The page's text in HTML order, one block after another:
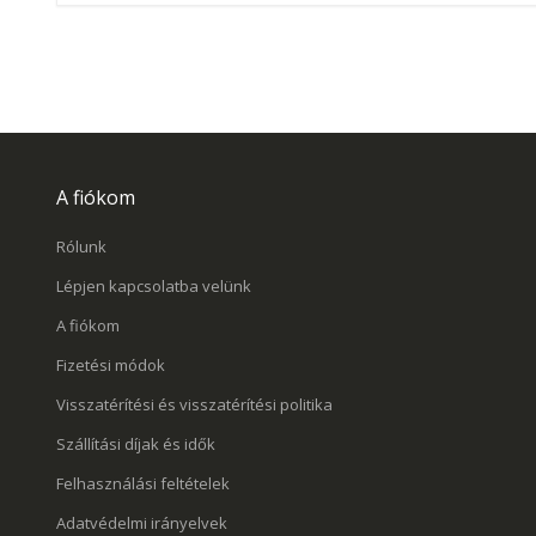
A fiókom
Rólunk
Lépjen kapcsolatba velünk
A fiókom
Fizetési módok
Visszatérítési és visszatérítési politika
Szállítási díjak és idők
Felhasználási feltételek
Adatvédelmi irányelvek